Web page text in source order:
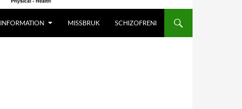
INFORMATION MISSBRUK SCHIZOFRENI